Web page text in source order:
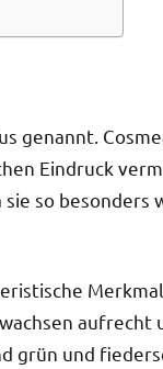
genannt.
Eindruck
so besonders
aufrecht
grün und